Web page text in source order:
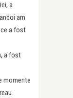
a
am
ce a fost
a fost
momente